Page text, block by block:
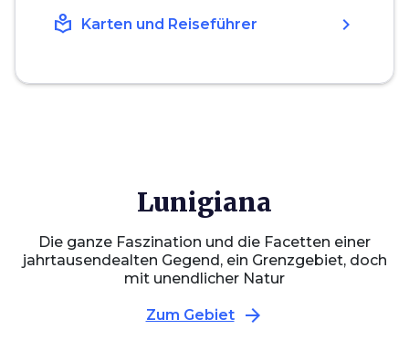
local_library Karten und Reiseführer chevron_right
Lunigiana
Die ganze Faszination und die Facetten einer
jahrtausendealten Gegend, ein Grenzgebiet, doch
mit unendlicher Natur
Zum Gebiet arrow_forward